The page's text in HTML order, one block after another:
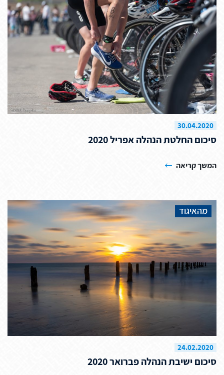
סיכום החלטת הנהלה אפריל 2020
30.04.2020
המשך קריאה
סיכום ישיבת הנהלה פברואר 2020
24.02.2020
מהאיגוד